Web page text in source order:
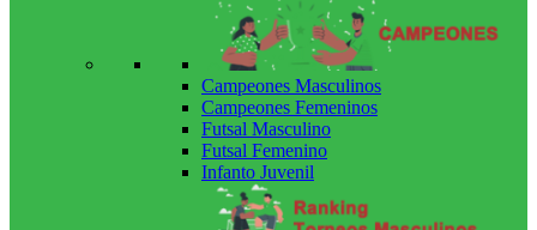
Campeones Masculinos
Campeones Femeninos
Futsal Masculino
Futsal Femenino
Infanto Juvenil